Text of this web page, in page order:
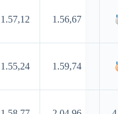
1.57,12 1.56,67
1.55,24 1.59,74